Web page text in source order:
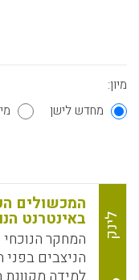
מיון:
מחדש לישן
לינק
המכשולים
באינטרנט
המחקר
הניצבים